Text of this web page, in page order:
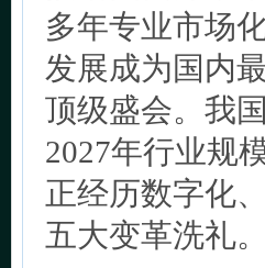
多年专业市场
发展成为国内
顶级盛会。我
2027年行业规
正经历数字化
五大变革洗礼。